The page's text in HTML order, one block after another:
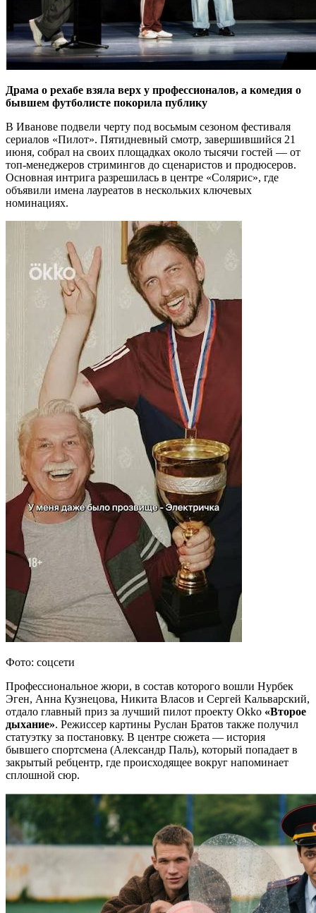
Драма о рехабе взяла верх у профессионалов, а комедия о
бывшем футболисте покорила публику
В Иванове подвели черту под восьмым сезоном фестиваля
сериалов «Пилот». Пятидневный смотр, завершившийся 21
июня, собрал на своих площадках около тысячи гостей — от
топ-менеджеров стримингов до сценаристов и продюсеров.
Основная интрига разрешилась в центре «Солярис», где
объявили имена лауреатов в нескольких ключевых
номинациях.
Фото: соцсети
Профессиональное жюри, в состав которого вошли Нурбек
Эген, Анна Кузнецова, Никита Власов и Сергей Кальварский,
отдало главный приз за лучший пилот проекту Okko «Второе
дыхание». Режиссер картины Руслан Братов также получил
статуэтку за постановку. В центре сюжета — история
бывшего спортсмена (Александр Паль), который попадает в
закрытый ребцентр, где происходящее вокруг напоминает
сплошной сюр.